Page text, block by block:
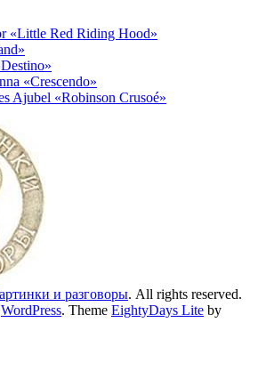
«Little Red Riding Hood»
«Crescendo»
Ajubel «Robinson Crusoé»
и разговоры. All rights reserved.
WordPress. Theme EightyDays Lite by